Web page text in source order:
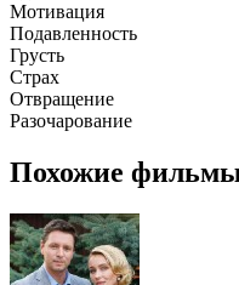
Мотивация
Подавленность
Грусть
Страх
Отвращение
Разочарование
Похожие